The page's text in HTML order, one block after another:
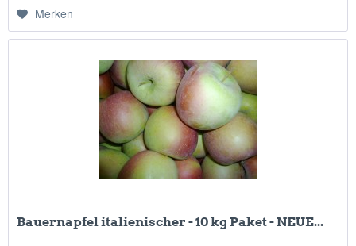
Merken
Bauernapfel italienischer - 10 kg Paket - NEUE...